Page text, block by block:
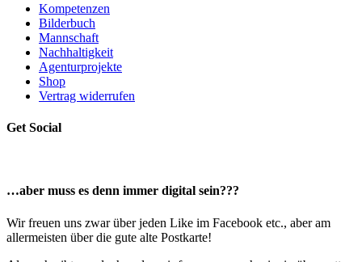
Kompetenzen
Bilderbuch
Mannschaft
Nachhaltigkeit
Agenturprojekte
Shop
Vertrag widerrufen
Get Social
…aber muss es denn immer digital sein???
Wir freuen uns zwar über jeden Like im Facebook etc., aber am
allermeisten über die gute alte Postkarte!